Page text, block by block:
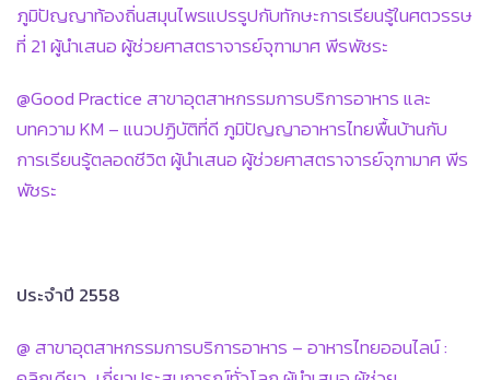
ภูมิปัญญาท้องถิ่นสมุนไพรแปรรูปกับทักษะการเรียนรู้ในศตวรรษ
ที่ 21 ผู้นำเสนอ ผู้ช่วยศาสตราจารย์จุฑามาศ พีรพัชระ
@Good Practice สาขาอุตสาหกรรมการบริการอาหาร และ
บทความ KM – แนวปฏิบัติที่ดี ภูมิปัญญาอาหารไทยพื้นบ้านกับ
การเรียนรู้ตลอดชีวิต ผู้นำเสนอ ผู้ช่วยศาสตราจารย์จุฑามาศ พีร
พัชระ
ประจำปี 2558
@ สาขาอุตสาหกรรมการบริการอาหาร – อาหารไทยออนไลน์ :